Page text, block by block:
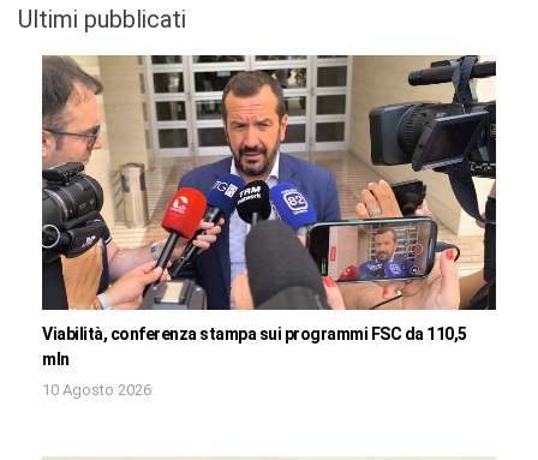
Ultimi pubblicati
Viabilità, conferenza stampa sui programmi FSC da 110,5
mln
10 Agosto 2026